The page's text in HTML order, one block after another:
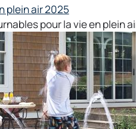
plein air 2025
pour la vie en plein